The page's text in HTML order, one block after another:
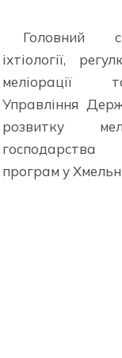
Головний
іхтіології,
меліорації
Управління
розвитку
програм у